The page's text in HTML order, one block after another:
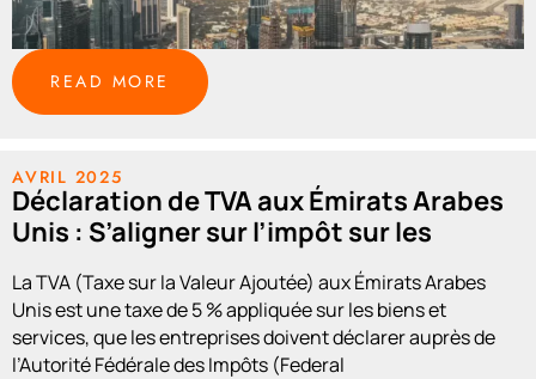
READ MORE
AVRIL 2025
Déclaration de TVA aux Émirats Arabes
Unis : S’aligner sur l’impôt sur les
sociétés pour rester conforme
La TVA (Taxe sur la Valeur Ajoutée) aux Émirats Arabes
Unis est une taxe de 5 % appliquée sur les biens et
services, que les entreprises doivent déclarer auprès de
l’Autorité Fédérale des Impôts (Federal